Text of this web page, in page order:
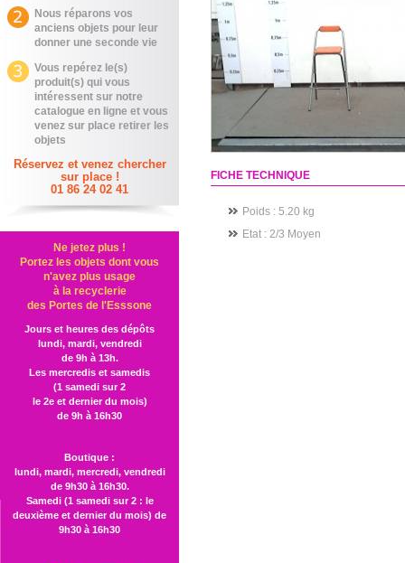
Nous réparons vos
anciens objets pour leur
donner une seconde vie
Vous repérez le(s)
produit(s) qui vous
intéressent sur notre
catalogue en ligne et vous
venez sur place retirer les
objets
Réservez et venez chercher
sur place !
01 86 24 02 41
Ne jetez plus !
Portez les objets dont vous
n'avez plus usage
à la recyclerie
des Portes de l'Esssone
Jours et heures des dépôts
lundi, mardi, vendredi
de 9h à 13h.
Les mercredis et samedis
(1 samedi sur 2
le 2e et dernier du mois)
de 9h à 16h30
Boutique :
lundi, mardi, mercredi, vendredi
de 9h30 à 16h30.
Samedi (1 samedi sur 2 : le
deuxième et dernier du mois) de
9h30 à 16h30
FICHE TECHNIQUE
Poids : 5.20 kg
Etat : 2/3 Moyen